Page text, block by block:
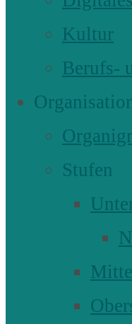
Kultur
Berufs-
Stufen